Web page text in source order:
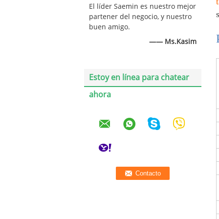
El líder Saemin es nuestro mejor
partener del negocio, y nuestro
buen amigo.
—— Ms.Kasim
Estoy en línea para chatear
ahora